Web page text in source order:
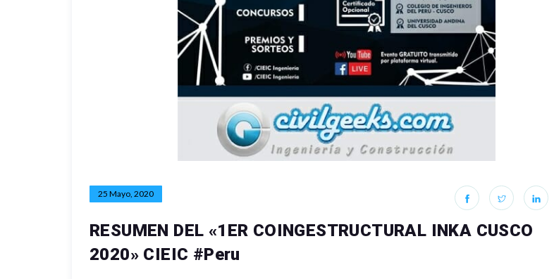
25 Mayo, 2020
RESUMEN DEL «1ER COINGESTRUCTURAL INKA CUSCO
2020» CIEIC #Peru